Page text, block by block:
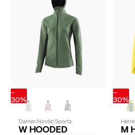
-
30%
Damen Nordic Sports
W HOODED
-
30%
M